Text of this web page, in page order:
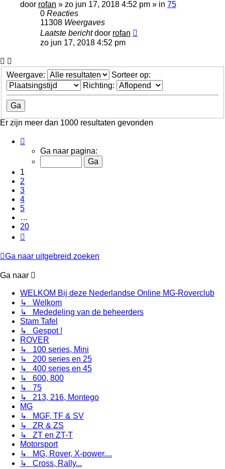
door rofan » zo jun 17, 2018 4:52 pm » in 75
0 Reacties
11308 Weergaves
Laatste berichtdoor rofan
zo jun 17, 2018 4:52 pm
Weergave:
Sorteer op:
Richting:
Er zijn meer dan 1000 resultaten gevonden
Ga naar pagina:
1
2
3
4
5
…
20
Ga naar uitgebreid zoeken
Ga naar
WELKOM Bij deze Nederlandse Online MG-Roverclub
↳ Welkom
↳ Mededeling van de beheerders
Stam Tafel
↳ Gespot !
ROVER
↳ 100 series, Mini
↳ 200 series en 25
↳ 400 series en 45
↳ 600, 800
↳ 75
↳ 213, 216, Montego
MG
↳ MGF, TF & SV
↳ ZR & ZS
↳ ZT en ZT-T
Motorsport
↳ MG, Rover, X-power....
↳ Cross, Rally...